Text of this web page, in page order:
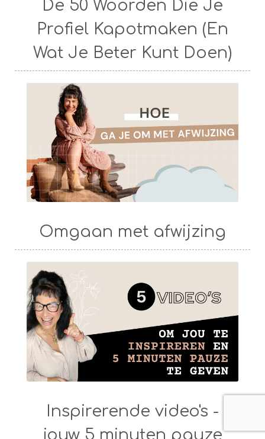
De 50 Woorden Die Je
Profiel Kapotmaken (En
Wat Je Beter Kunt Doen)
Omgaan met afwijzing
Inspirerende video's -
jouw 5 minuten pauze